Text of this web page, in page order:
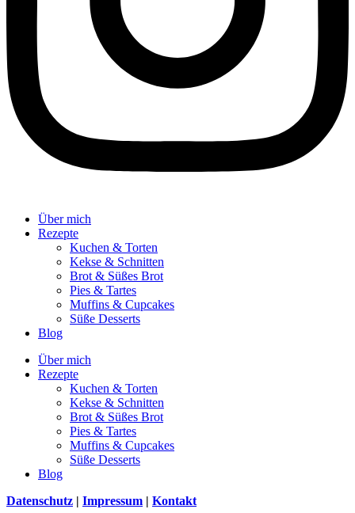
Über mich
Rezepte
Kuchen & Torten
Kekse & Schnitten
Brot & Süßes Brot
Pies & Tartes
Muffins & Cupcakes
Süße Desserts
Blog
Über mich
Rezepte
Kuchen & Torten
Kekse & Schnitten
Brot & Süßes Brot
Pies & Tartes
Muffins & Cupcakes
Süße Desserts
Blog
Datenschutz | Impressum | Kontakt